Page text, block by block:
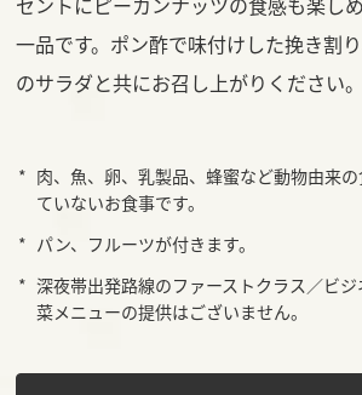
一品です。ポン酢で味付けした挽き割
のサラダと共にお召し上がりください。
肉、魚、卵、乳製品、蜂蜜など動物由来
ていないお食事です。
パン、フルーツが付きます。
深夜帯出発路線のファーストクラス／ビ
菜メニューの提供はございません。